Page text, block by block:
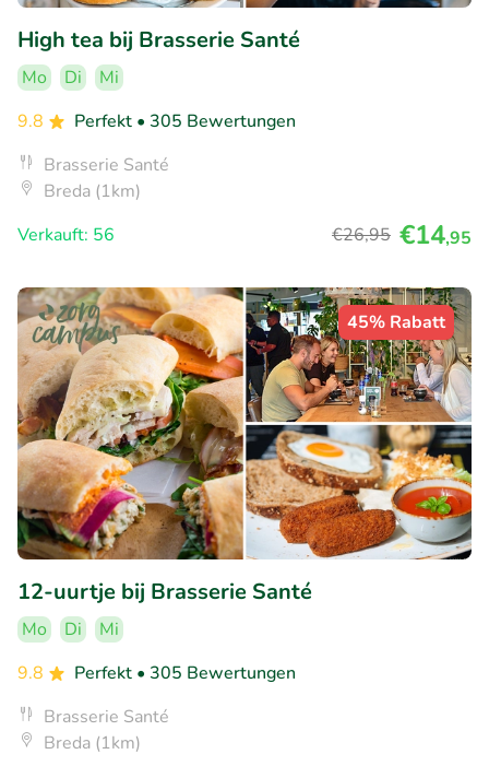
High tea bij Brasserie Santé
Mo Di
Mi
9.8
Perfekt • 305 Bewertungen
Brasserie Santé
Breda (1km)
Verkauft: 56
€26,95 €14,95
45% Rabatt
12-uurtje bij Brasserie Santé
Mo Di
Mi
9.8
Perfekt • 305 Bewertungen
Brasserie Santé
Breda (1km)